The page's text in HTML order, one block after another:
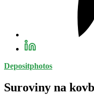
Depositphotos
Suroviny na